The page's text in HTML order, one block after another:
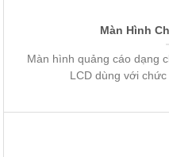
Màn Hình
Màn hình quảng cáo dạng
LCD dùng với